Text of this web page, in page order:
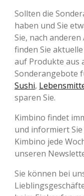
Sollten die
haben und Sie
Sie, nach
finden Sie
auf Produkte aus
Sonderangebote
Sushi,
sparen Sie.
Kimbino findet
und informiert
Kimbino jede
unseren
Sie können bei